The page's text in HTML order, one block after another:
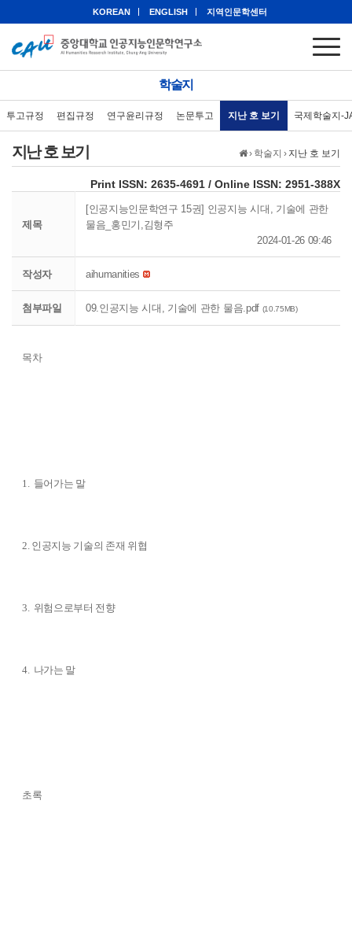
KOREAN ENGLISH 지역인문학센터
학술지
투고규정 편집규정 연구윤리규정 논문투고 지난 호 보기 국제학술지-
› 학술지 › 지난 호 보기
지난 호 보기
Print ISSN: 2635-4691 / Online ISSN: 2951-388X
제목
[인공지능인문학연구 15권] 인공지능 시대, 기술에 관한
물음_홍민기,김형주
2024-01-26 09:46
작성자 aihumanities
첨부파일 09.인공지능 시대, 기술에 관한 물음.pdf (10.75MB)
목차
1. 들어가는 말
2. 인공지능 기술의 존재 위협
3. 위험으로부터 전향
4. 나가는 말
초록